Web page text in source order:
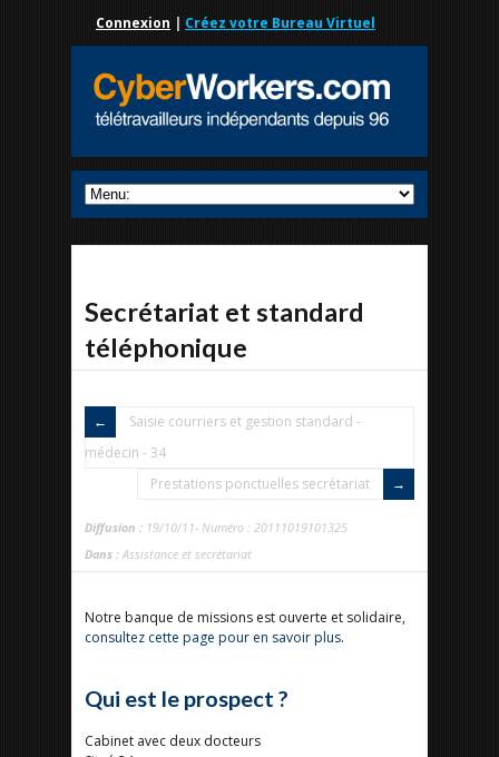
Connexion | Créez votre Bureau Virtuel
Secrétariat et standard
téléphonique
Saisie courriers et gestion standard -
médecin - 34
Prestations ponctuelles secrétariat
Diffusion : 19/10/11- Numéro : 20111019101325
Dans : Assistance et secrétariat
Notre banque de missions est ouverte et solidaire,
consultez cette page pour en savoir plus.
Qui est le prospect ?
Cabinet avec deux docteurs